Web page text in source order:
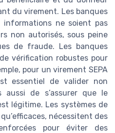
du virement. Les banques
ne soient pas
non autorisés, sous peine
de fraude. Les banques
vérification robustes pour
pour un virement SEPA
essentiel de valider non
aussi de s’assurer que le
légitime. Les systèmes de
nécessitent des
pour éviter des